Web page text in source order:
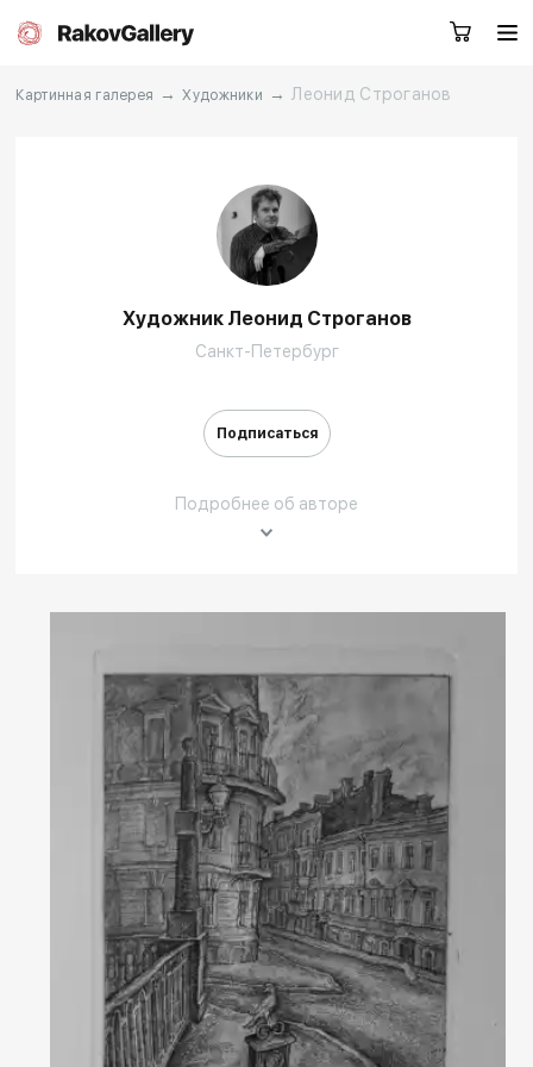
Художники
Услуги
Контакты
baget
special
Картинная галерея → Художники → Леонид Строганов
Художник Леонид Строганов
Санкт-Петербург
Подписаться
Подробнее об авторе
Леонид Валерьевич Строганов родился в 1979 году в Ленинграде.
В 1999 году окончил Санкт-Петербургское художественное
училище им. Н.К. Рериха по специальности «живопись», в 2002
году-Институт декоративно-прикладного искусства по
специальности «Графика». Член Союза Художников России с 2002
года. В 2006 году прошел стажировку в Институте «Тамаринд»
Начиная с 1999 года, художник принимал участие в отечественных
и международных выставках, общим числом более 100. Провел
около 15 персональных выставок, среди которых наиболее
значимыми считает следующие:
2010 г. - выставка в Сахалинском художественном музее;
Читать далее